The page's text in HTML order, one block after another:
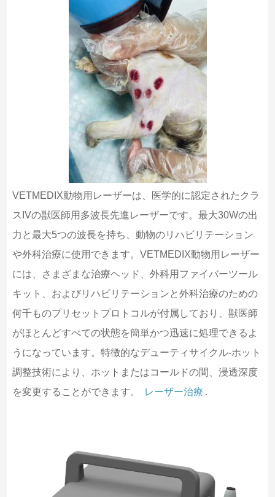
VETMEDIX動物用レーザーは、医学的に認定されたクラ
スIVの獣医師用多波長先進レーザーです。最大30Wの出
力と最大5つの波長を持ち、動物のリハビリテーション
や外科治療に使用できます。VETMEDIX動物用レーザー
には、さまざまな治療ヘッド、外科用ファイバーツール
キット、およびリハビリテーションと外科治療のための
何千ものプリセットプロトコルが付属しており、獣医師
がほとんどすべての状態を簡単かつ迅速に処理できるよ
うになっています。特徴的なデューティサイクル-ホット
調整技術により、ホットまたはコールドの間、浸透深度
を変更することができます。
レーザー治療 .